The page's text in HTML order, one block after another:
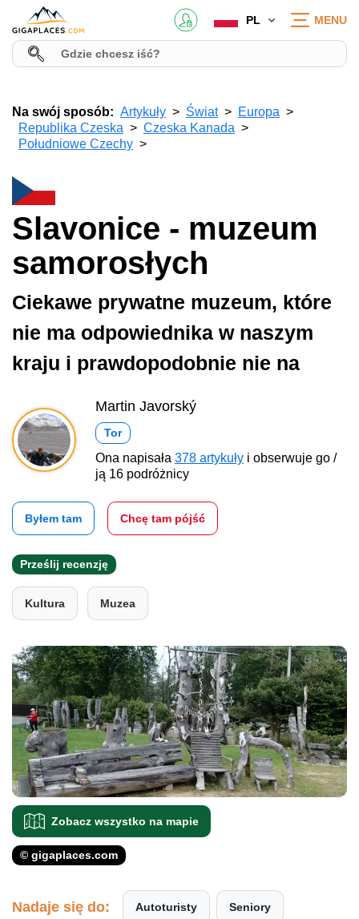
PL MENU
Na swój sposób: Artykuły Świat
Europa
Republika Czeska
Czeska Kanada
Południowe Czechy
Slavonice - muzeum
samorosłych
Ciekawe prywatne muzeum, które
nie ma odpowiednika w naszym
kraju i prawdopodobnie nie na
Martin Javorský
Tor
Ona napisała 378 artykuły i obserwuje go /
ją 16 podróżnicy
Byłem tam Chcę tam pójść
Prześlij recenzję
Kultura Muzea
Zobacz wszystko na mapie
© gigaplaces.com
Nadaje się do: Autoturisty Seniory